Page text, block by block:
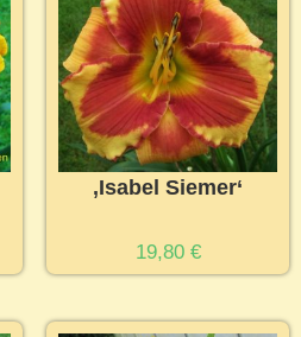
‚Isabel Siemer‘
19,80 €